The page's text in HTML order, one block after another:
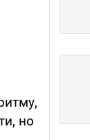
но